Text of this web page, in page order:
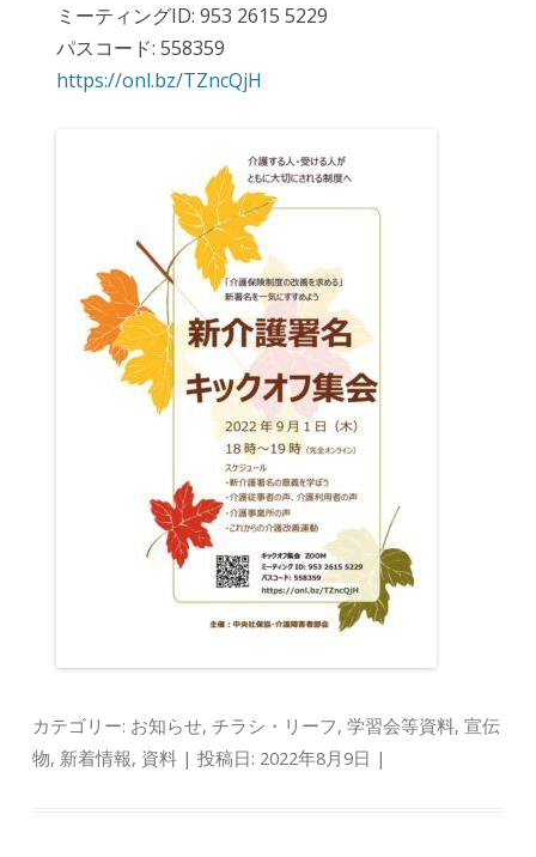
ミーティングID: 953 2615 5229
パスコード: 558359
https://onl.bz/TZncQjH
カテゴリー: お知らせ,チラシ・リーフ,学習会等資料,宣伝
物, 新着情報, 資料 | 投稿日: 2022年8月9日 |